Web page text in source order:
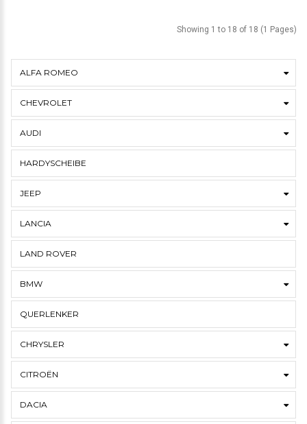
Showing 1 to 18 of 18 (1 Pages)
ALFA ROMEO
CHEVROLET
AUDI
HARDYSCHEIBE
JEEP
LANCIA
LAND ROVER
BMW
QUERLENKER
CHRYSLER
CITROËN
DACIA